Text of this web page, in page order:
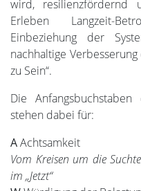
wird, resilienzfördernd
Erleben Langzeit-
Einbeziehung der
nachhaltige
zu Sein“.
Die
stehen dabei für:
AAchtsamkeit
Vom Kreisen um die
im „Jetzt“